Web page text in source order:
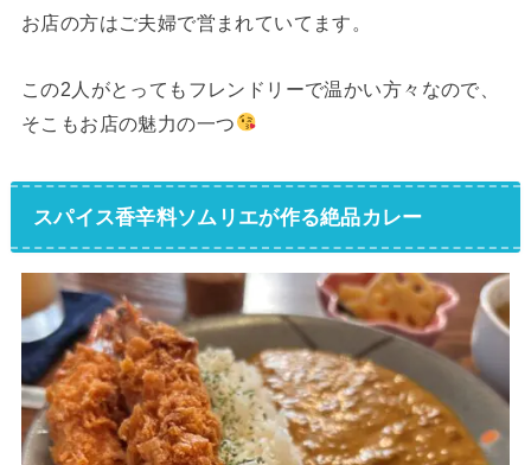
お店の方はご夫婦で営まれていてます。
この2人がとってもフレンドリーで温かい方々なので、
そこもお店の魅力の一つ
スパイス香辛料ソムリエが作る絶品カレー